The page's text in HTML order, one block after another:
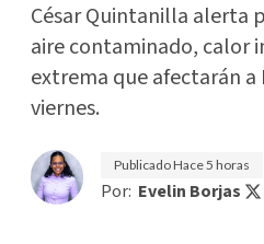
César Quintanilla alerta
aire contaminado, calor
extrema que afectarán
viernes.
PublicadoHace 5 horas
Por: Evelin Borjas